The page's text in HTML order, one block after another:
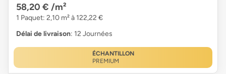
58,20 € /m²
1 Paquet: 2,10 m² à 122,22 €
Délai de livraison: 12 Journées
ÉCHANTILLON
PREMIUM